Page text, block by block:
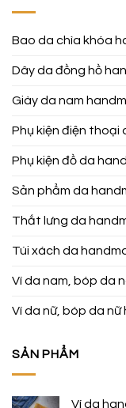
Bao da chìa khóa
Dây da đồng hồ
Giày da nam
Phụ kiện điện thoại
Phụ kiện đồ da
Sản phẩm da
Thắt lưng da
Túi xách da
Ví da nam, bóp da
Ví da nữ, bóp da
SẢN PHẨM
Ví da